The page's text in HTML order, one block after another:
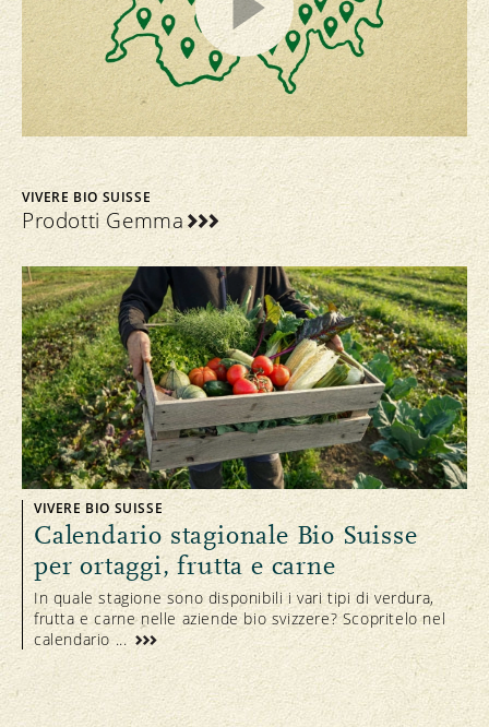
VIVERE BIO SUISSE
Prodotti Gemma
VIVERE BIO SUISSE
Calendario stagionale Bio Suisse
per ortaggi, frutta e carne
In quale stagione sono disponibili i vari tipi di verdura,
frutta e carne nelle aziende bio svizzere? Scopritelo nel
calendario ...